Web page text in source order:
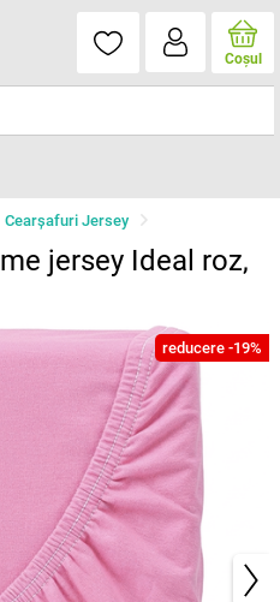
Coşul
Cearșafuri Jersey
jersey Ideal roz,
reducere -19%